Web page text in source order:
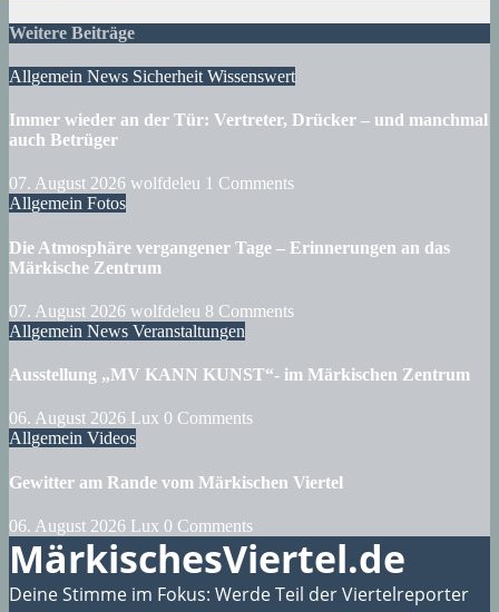
Weitere Beiträge
Allgemein News Sicherheit Wissenswert
Immer wieder an der Tür: Vertreter, Drücker – und manchmal
auch Betrüger
07. August 2026 wolfdeleu 1 Comments
Allgemein Fotos
Die Atmosphäre vergangener Tage – Erinnerungen an das
Märkische Zentrum
07. August 2026 wolfdeleu 8 Comments
Allgemein News Veranstaltungen
Ausstellung „MV KANN KUNST“- im Märkischen Zentrum
06. August 2026 Lux 0 Comments
Allgemein Videos
Gewitter am Rande vom Märkischen Viertel
06. August 2026 Lux 0 Comments
MärkischesViertel.de
Deine Stimme im Fokus: Werde Teil der Viertelreporter